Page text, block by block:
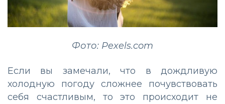
Фото: Pexels.com
Если вы замечали, что в дождливую
холодную погоду сложнее почувствовать
себя счастливым, то это происходит не